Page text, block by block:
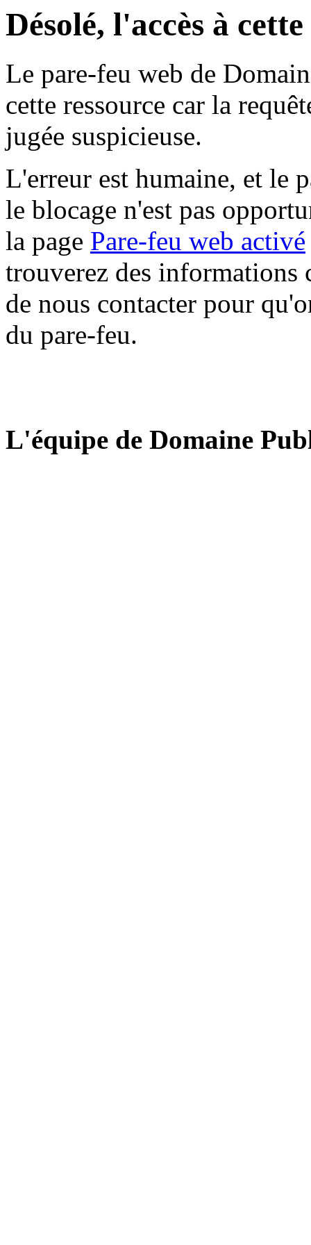
Désolé, l'accès à
Le pare-feu web de
cette ressource car la
jugée suspicieuse.
L'erreur est humaine, et le
le blocage n'est pas
la page Pare-feu web activé
trouverez des informations
de nous contacter pour
du pare-feu.
L'équipe de Domaine